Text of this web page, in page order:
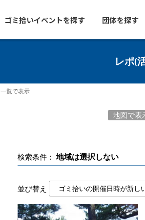
ゴミ拾いイベントを探す 団体を探す
レポ(
一覧で表示
地図で表
検索条件： 地域は選択しない
並び替え